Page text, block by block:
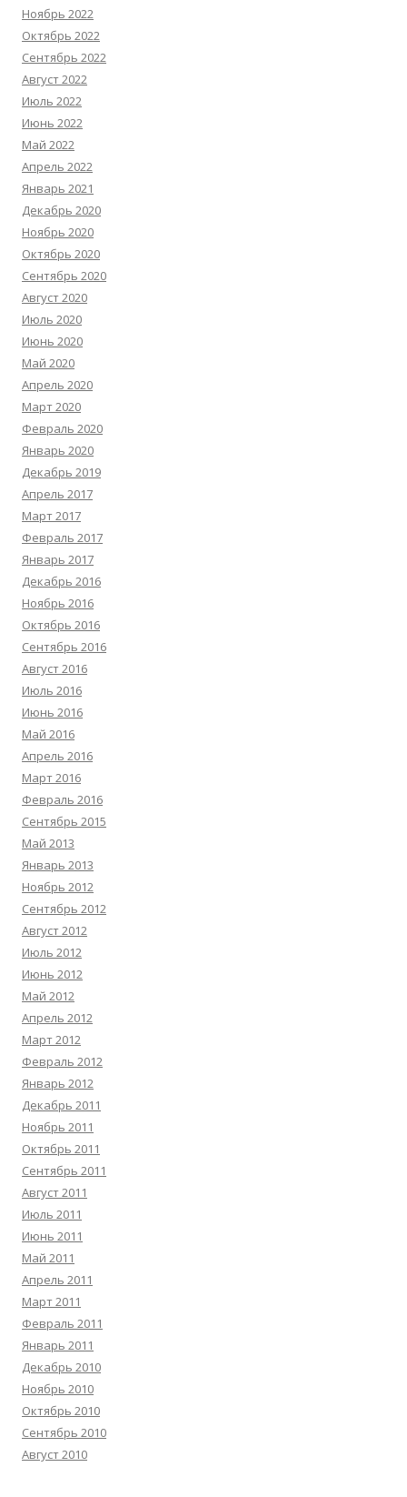
Ноябрь 2022
Октябрь 2022
Сентябрь 2022
Август 2022
Июль 2022
Июнь 2022
Май 2022
Апрель 2022
Январь 2021
Декабрь 2020
Ноябрь 2020
Октябрь 2020
Сентябрь 2020
Август 2020
Июль 2020
Июнь 2020
Май 2020
Апрель 2020
Март 2020
Февраль 2020
Январь 2020
Декабрь 2019
Апрель 2017
Март 2017
Февраль 2017
Январь 2017
Декабрь 2016
Ноябрь 2016
Октябрь 2016
Сентябрь 2016
Август 2016
Июль 2016
Июнь 2016
Май 2016
Апрель 2016
Март 2016
Февраль 2016
Сентябрь 2015
Май 2013
Январь 2013
Ноябрь 2012
Сентябрь 2012
Август 2012
Июль 2012
Июнь 2012
Май 2012
Апрель 2012
Март 2012
Февраль 2012
Январь 2012
Декабрь 2011
Ноябрь 2011
Октябрь 2011
Сентябрь 2011
Август 2011
Июль 2011
Июнь 2011
Май 2011
Апрель 2011
Март 2011
Февраль 2011
Январь 2011
Декабрь 2010
Ноябрь 2010
Октябрь 2010
Сентябрь 2010
Август 2010